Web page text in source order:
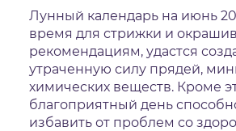
Лунный календарь на июнь
время для стрижки и
рекомендациям, удастся
утраченную силу прядей,
химических веществ. Кроме
благоприятный день
избавить от проблем со